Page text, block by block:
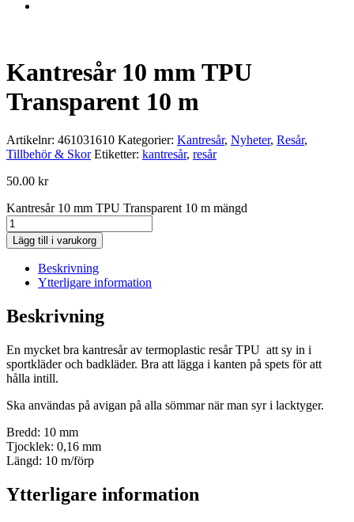
Kantresår 10 mm TPU
Transparent 10 m
Artikelnr: 461031610 Kategorier: Kantresår, Nyheter, Resår,
Tillbehör & Skor Etiketter: kantresår, resår
50.00 kr
Kantresår 10 mm TPU Transparent 10 m mängd
Lägg till i varukorg
Beskrivning
Ytterligare information
Beskrivning
En mycket bra kantresår av termoplastic resår TPU att sy in i
sportkläder och badkläder. Bra att lägga i kanten på spets för att
hålla intill.
Ska användas på avigan på alla sömmar när man syr i lacktyger.
Bredd: 10 mm
Tjocklek: 0,16 mm
Längd: 10 m/förp
Ytterligare information